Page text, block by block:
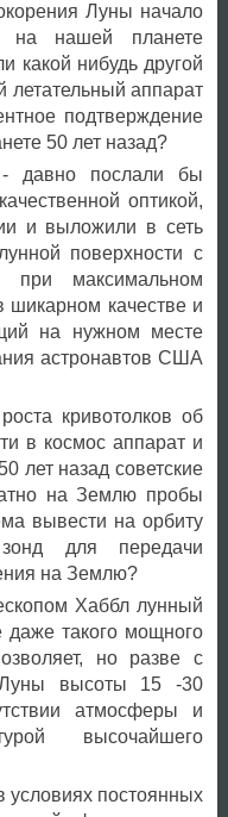
Луны начало
на нашей планете
какой нибудь другой
летательный аппарат
подтверждение
50 лет назад?
- давно послали бы
оптикой,
и выложили в сеть
поверхности с
при максимальном
качестве и
на нужном месте
астронавтов США
кривотолков об
в космос аппарат и
лет назад советские
на Землю пробы
вывести на орбиту
для передачи
на Землю?
Хаббл лунный
даже такого мощного
но разве с
высоты 15 -30
атмосферы и
высочайшего
постоянных